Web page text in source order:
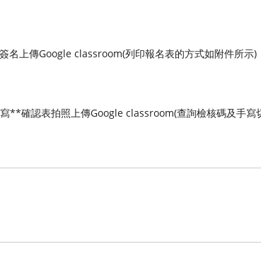
名上傳Google classroom(列印報名表的方式如附件所示)
**確認表拍照上傳Google classroom(查詢檢核碼及手寫